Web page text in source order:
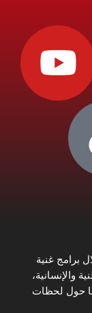
برامج غنية
والإنسانية،
حول لحظات